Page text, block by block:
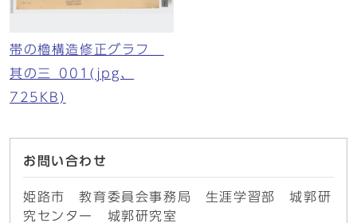
帯の櫓構造修正グラフ
其の三_001(jpg、
725KB)
お問い合わせ
姫路市 教育委員会事務局 生涯学習部 城郭研
究センター 城郭研究室